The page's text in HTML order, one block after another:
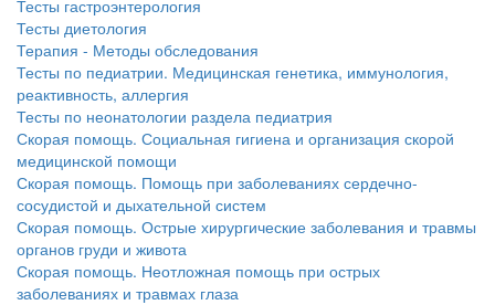
Тесты гастроэнтерология
Тесты диетология
Терапия - Методы обследования
Тесты по педиатрии. Медицинская генетика, иммунология,
реактивность, аллергия
Тесты по неонатологии раздела педиатрия
Скорая помощь. Социальная гигиена и организация скорой
медицинской помощи
Скорая помощь. Помощь при заболеваниях сердечно-
сосудистой и дыхательной систем
Скорая помощь. Острые хирургические заболевания и травмы
органов груди и живота
Скорая помощь. Неотложная помощь при острых
заболеваниях и травмах глаза